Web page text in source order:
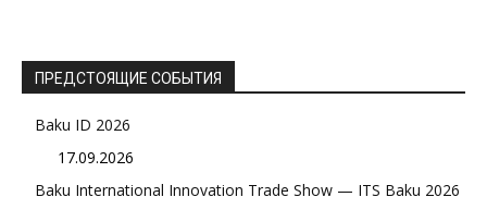
ПРЕДСТОЯЩИЕ СОБЫТИЯ
Baku ID 2026
17.09.2026
Baku International Innovation Trade Show — ITS Baku 2026